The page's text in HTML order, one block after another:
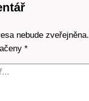
nebude zveřejněna.
*